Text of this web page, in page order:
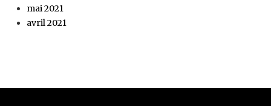
mai 2021
avril 2021